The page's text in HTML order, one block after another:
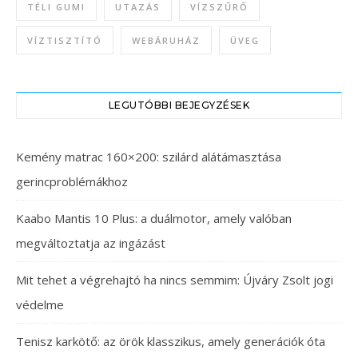
TÉLI GUMI UTAZÁS VÍZSZŰRŐ
VÍZTISZTÍTÓ WEBÁRUHÁZ ÜVEG
LEGUTÓBBI BEJEGYZÉSEK
Kemény matrac 160×200: szilárd alátámasztása
gerincproblémákhoz
Kaabo Mantis 10 Plus: a duálmotor, amely valóban
megváltoztatja az ingázást
Mit tehet a végrehajtó ha nincs semmim: Újváry Zsolt jogi
védelme
Tenisz karkötő: az örök klasszikus, amely generációk óta